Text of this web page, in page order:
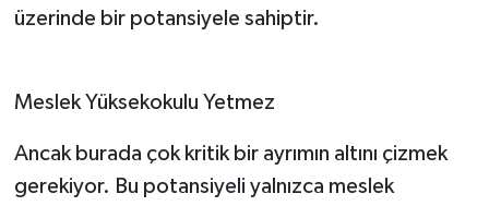
üzerinde bir potansiyele sahiptir.
Meslek Yüksekokulu Yetmez
Ancak burada çok kritik bir ayrımın altını çizmek
gerekiyor. Bu potansiyeli yalnızca meslek